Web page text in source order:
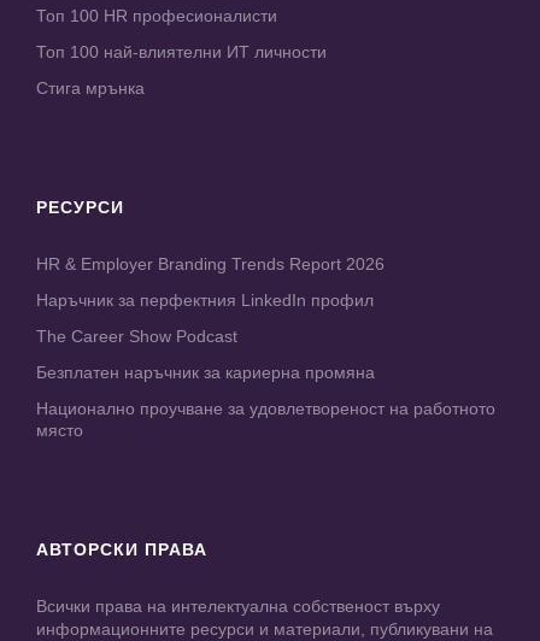
Топ 100 HR професионалисти
Топ 100 най-влиятелни ИТ личности
Стига мрънка
РЕСУРСИ
HR & Employer Branding Trends Report 2026
Наръчник за перфектния LinkedIn профил
The Career Show Podcast
Безплатен наръчник за кариерна промяна
Национално проучване за удовлетвореност на работното
място
АВТОРСКИ ПРАВА
Всички права на интелектуална собственост върху
информационните ресурси и материали, публикувани на